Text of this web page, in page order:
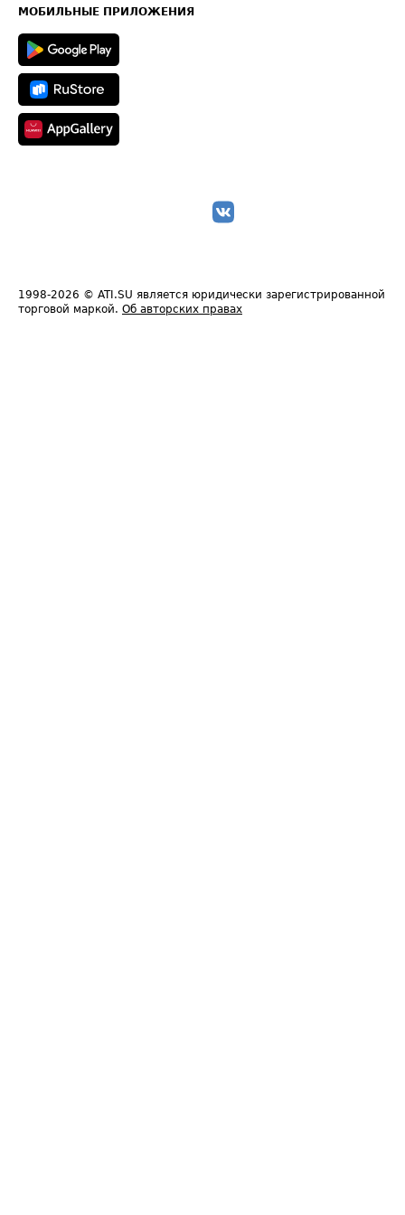
Техническая информация
МОБИЛЬНЫЕ ПРИЛОЖЕНИЯ
1998-2026 © ATI.SU является юридически зарегистрированной
торговой маркой. Об авторских правах